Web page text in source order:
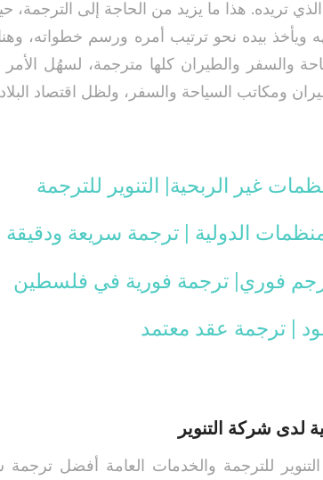
تريده. هذا ما يزيد من الحاجة إلى
ويأخذ بيده نحو ترتيب أمره ورسم خطواته،
والسفر والطيران كلها مترجمة، لسهُل
ومكاتب السياحة والسفر، ولظل اقتصاد
غير الربحية| التنوير للترجمة
الدولية | ترجمة سريعة ودقيقة
فوري| ترجمة فورية في فلسطين
| ترجمة عقد معتمد
لدى شركة التنوير
للترجمة والخدمات العامة أفضل ترجمة